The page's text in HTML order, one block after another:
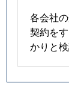
各会社
契約を
かりと